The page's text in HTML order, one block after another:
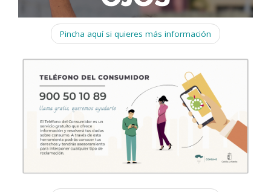
Pincha aquí si quieres más información